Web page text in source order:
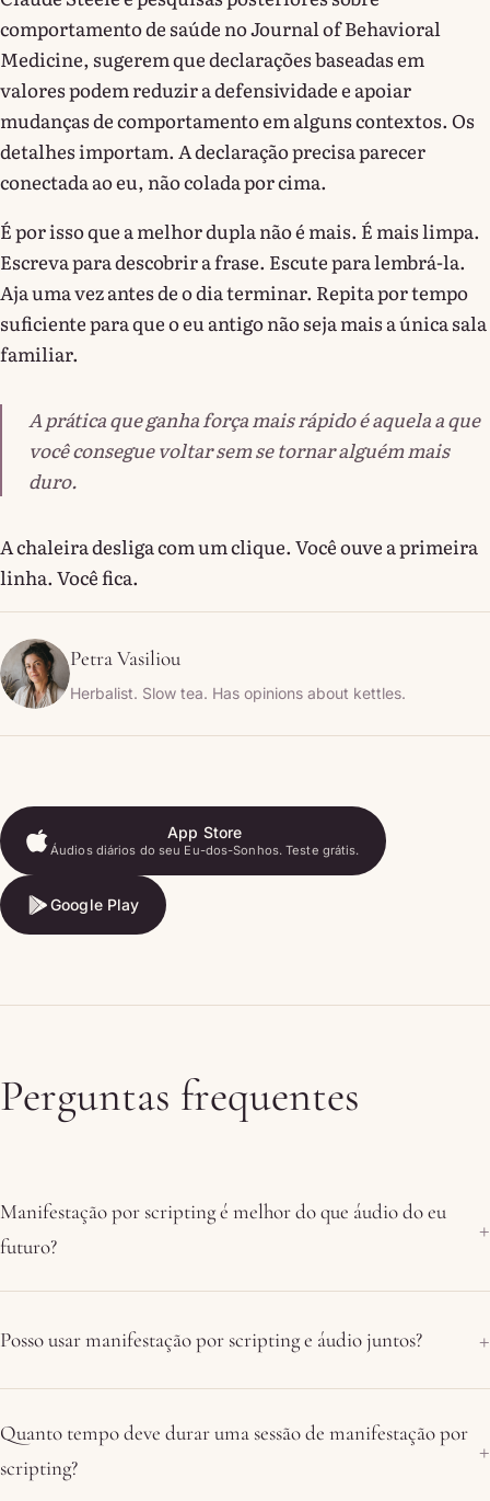
comportamento de saúde no Journal of Behavioral
Medicine, sugerem que declarações baseadas em
valores podem reduzir a defensividade e apoiar
mudanças de comportamento em alguns contextos. Os
detalhes importam. A declaração precisa parecer
conectada ao eu, não colada por cima.
É por isso que a melhor dupla não é mais. É mais limpa.
Escreva para descobrir a frase. Escute para lembrá-la.
Aja uma vez antes de o dia terminar. Repita por tempo
suficiente para que o eu antigo não seja mais a única sala
familiar.
A prática que ganha força mais rápido é aquela a que
você consegue voltar sem se tornar alguém mais
duro.
A chaleira desliga com um clique. Você ouve a primeira
linha. Você fica.
Petra Vasiliou
Herbalist. Slow tea. Has opinions about kettles.
App Store
Áudios diários do seu Eu-dos-Sonhos. Teste grátis.
App Store
Google Play
Google Play
Perguntas frequentes
Manifestação por scripting é melhor do que áudio do eu
futuro?
Posso usar manifestação por scripting e áudio juntos?
Quanto tempo deve durar uma sessão de manifestação por
scripting?